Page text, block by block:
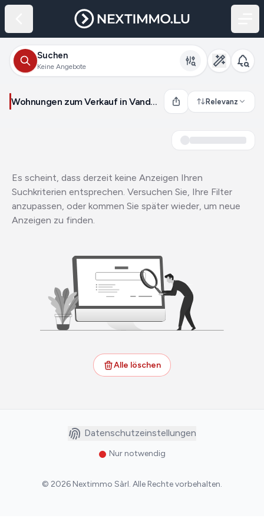
Suchen
Keine Angebote
Wohnungen zum Verkauf in Vandœuvre-lès-Nancy (Frankreich) Relevanz
Es scheint, dass derzeit keine Anzeigen Ihren
Suchkriterien entsprechen. Versuchen Sie, Ihre Filter
anzupassen, oder kommen Sie später wieder, um neue
Anzeigen zu finden.
Alle löschen
Datenschutzeinstellungen
Nur notwendig
© 2026 Nextimmo Sàrl. Alle Rechte vorbehalten.